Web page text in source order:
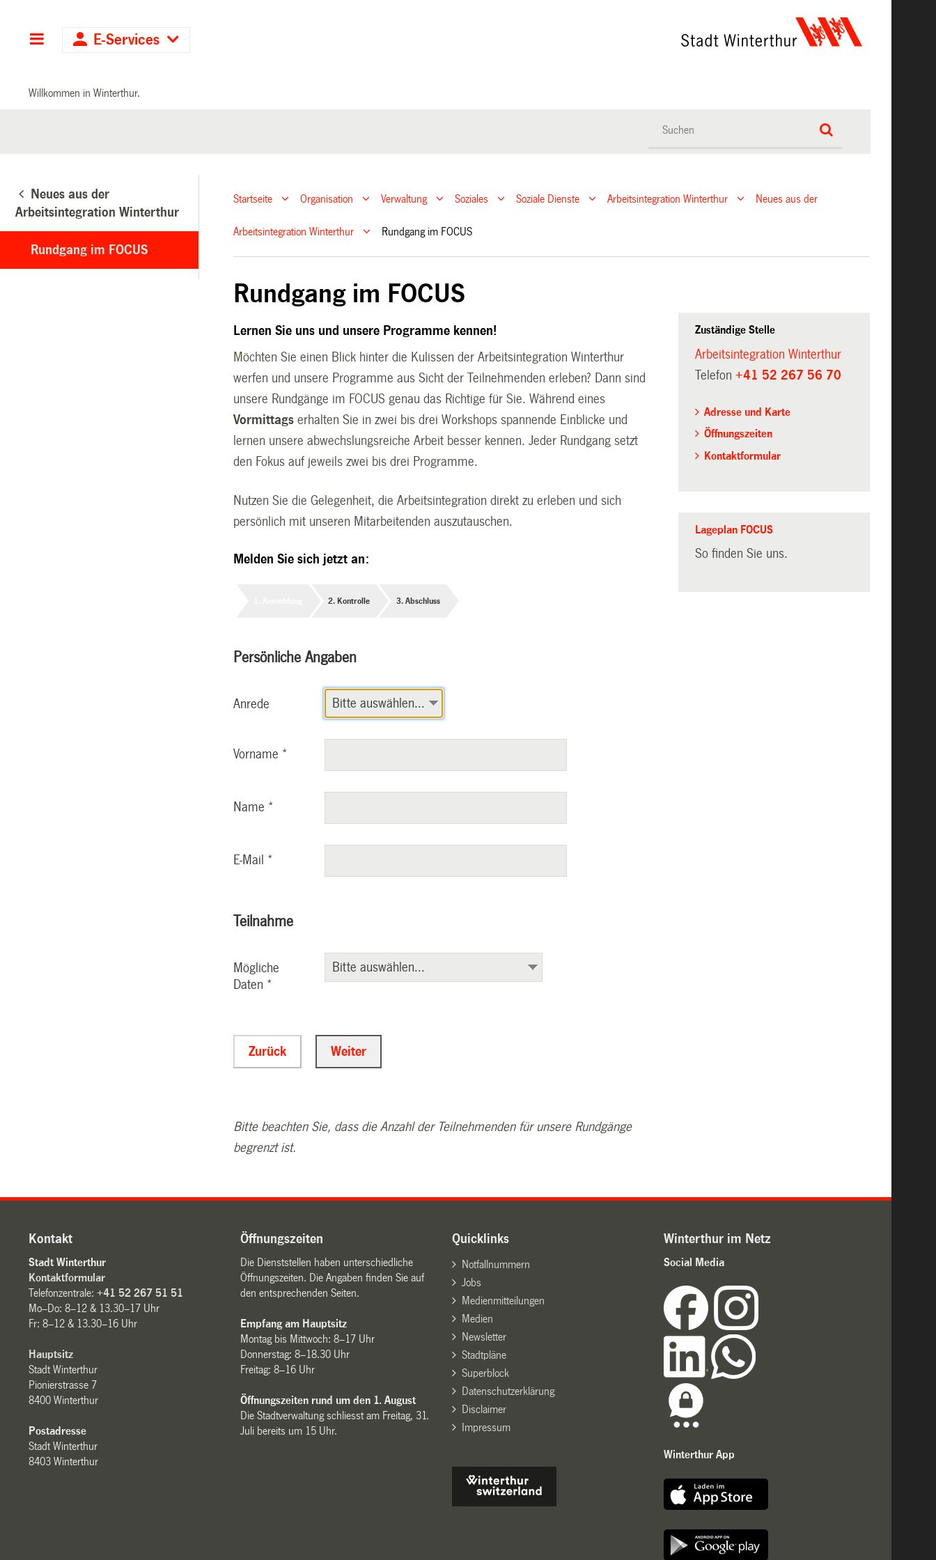
Hauptnavigation
E-Services
Willkommen in Winterthur.
Neues aus der
Arbeitsintegration Winterthur
Rundgang im FOCUS
Startseite Organisation Verwaltung Soziales Soziale Dienste Arbeitsintegration Winterthur Neues aus der
Arbeitsintegration Winterthur Rundgang im FOCUS
Rundgang im FOCUS
Lernen Sie uns und unsere Programme kennen!
Möchten Sie einen Blick hinter die Kulissen der Arbeitsintegration Winterthur
werfen und unsere Programme aus Sicht der Teilnehmenden erleben? Dann sind
unsere Rundgänge im FOCUS genau das Richtige für Sie. Während eines
Vormittags erhalten Sie in zwei bis drei Workshops spannende Einblicke und
lernen unsere abwechslungsreiche Arbeit besser kennen. Jeder Rundgang setzt
den Fokus auf jeweils zwei bis drei Programme.
Nutzen Sie die Gelegenheit, die Arbeitsintegration direkt zu erleben und sich
persönlich mit unseren Mitarbeitenden auszutauschen.
Melden Sie sich jetzt an:
Bitte beachten Sie, dass die Anzahl der Teilnehmenden für unsere Rundgänge
begrenzt ist.
Zuständige Stelle
Arbeitsintegration Winterthur
Telefon +41 52 267 56 70
Adresse und Karte
Öffnungszeiten
Kontaktformular
Lageplan FOCUS
So finden Sie uns.
Kontakt
Stadt Winterthur
Kontaktformular
Telefonzentrale:+41 52 267 51 51
Mo–Do: 8–12 & 13.30–17 Uhr
Fr: 8–12 & 13.30–16 Uhr
Hauptsitz
Stadt Winterthur
Pionierstrasse 7
8400 Winterthur
Postadresse
Stadt Winterthur
8403 Winterthur
Öffnungszeiten
Die Dienststellen haben unterschiedliche
Öffnungszeiten. Die Angaben finden Sie auf
den entsprechenden Seiten.
Empfang am Hauptsitz
Montag bis Mittwoch: 8–17 Uhr
Donnerstag: 8–18.30 Uhr
Freitag: 8–16 Uhr
Öffnungszeiten rund um den 1. August
Die Stadtverwaltung schliesst am Freitag, 31.
Juli bereits um 15 Uhr.
Quicklinks
Notfallnummern
Jobs
Medienmitteilungen
Medien
Newsletter
Stadtpläne
Superblock
Datenschutzerklärung
Disclaimer
Impressum
Winterthur im Netz
Social Media
Winterthur App